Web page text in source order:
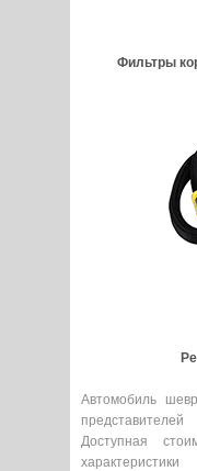
Фильтры
Автомобиль
Доступная